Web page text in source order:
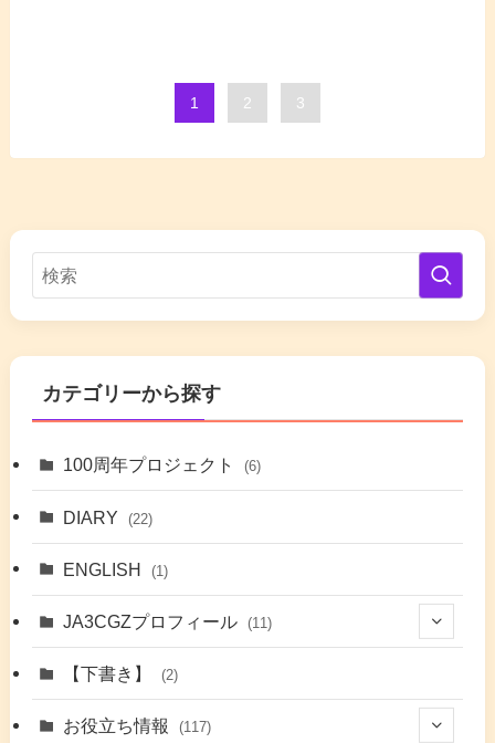
1 2 3
カテゴリーから探す
100周年プロジェクト (6)
DIARY (22)
ENGLISH (1)
JA3CGZプロフィール (11)
(7)
【下書き】 (2)
お役立ち情報 (117)